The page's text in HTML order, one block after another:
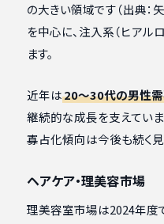
の大きい領域です（出典：
を中心に、注入系（ヒアル
ます。
近年は20〜30代の男性
継続的な成長を支えてい
寡占化傾向は今後も続く見
ヘアケア・理美容市場
理美容室市場は2024年度